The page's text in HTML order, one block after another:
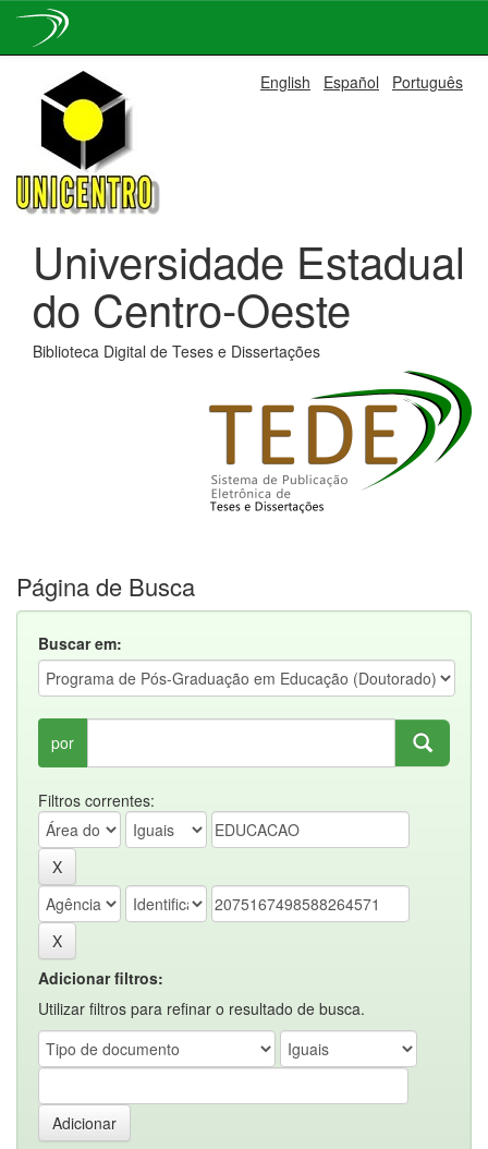
navigation
English Español Português
Universidade Estadual
do Centro-Oeste
Biblioteca Digital de Teses e Dissertações
Página de Busca
Buscar em:
por
Filtros correntes:
Adicionar filtros:
Utilizar filtros para refinar o resultado de busca.